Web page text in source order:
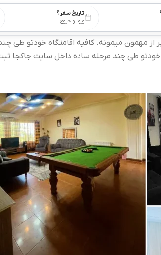
تاریخ سفر؟
ورود و خروج
از مهمون میمونه. کافیه اقامتگاه خودتو طی
خودتو طی چند مرحله ساده داخل سایت جاکجا